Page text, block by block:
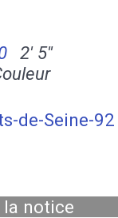
2' 5''
de-Seine-92
la notice